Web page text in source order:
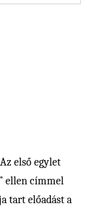
első egylet
ellen címmel
tart előadást a